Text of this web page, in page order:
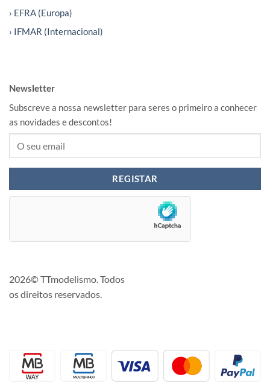
› EFRA (Europa)
› IFMAR (Internacional)
Newsletter
Subscreve a nossa newsletter para seres o primeiro a conhecer
as novidades e descontos!
2026© TTmodelismo. Todos
os direitos reservados.